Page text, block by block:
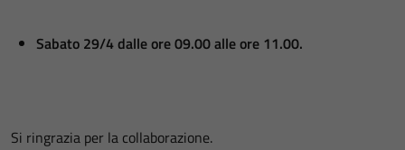
Sabato 29/4 dalle ore 09.00 alle ore 11.00.
Si ringrazia per la collaborazione.